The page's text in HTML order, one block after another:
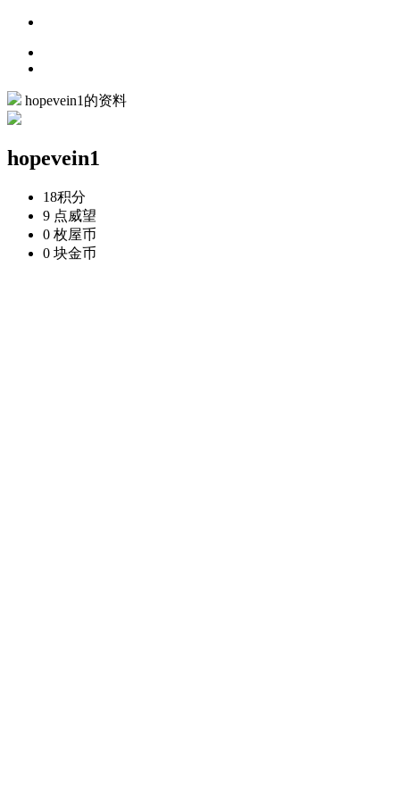
hopevein1的资料
hopevein1
18积分
9 点威望
0 枚屋币
0 块金币